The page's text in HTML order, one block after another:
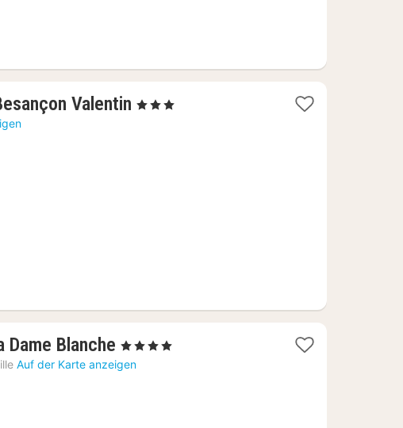
Valentin 1
, 3 Sterne
Dame Blanche 1
Nacht
, 4 Sterne
Auf der Karte anzeigen